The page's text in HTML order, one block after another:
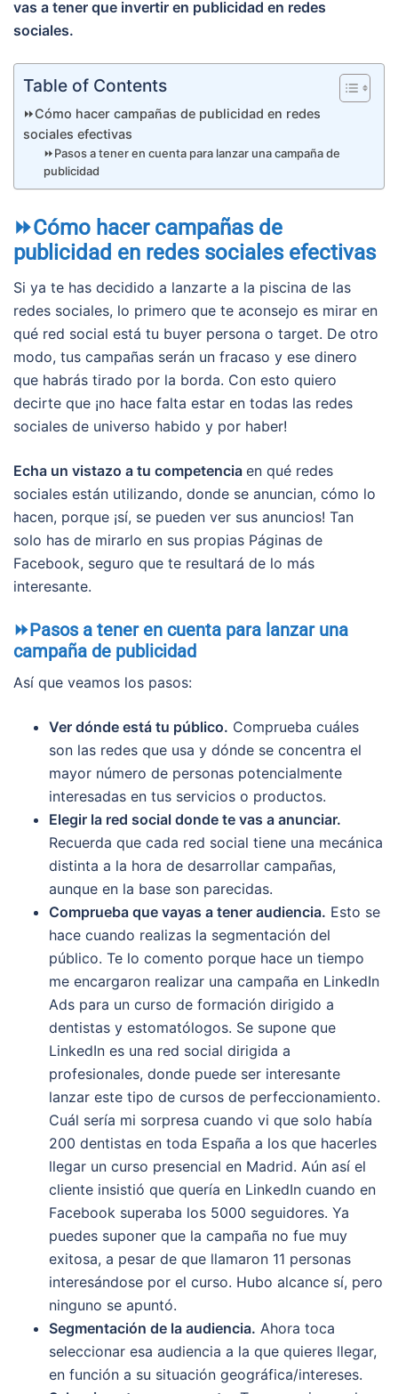
vas a tener que invertir en publicidad en redes
sociales.
Table of Contents
⏩Cómo hacer campañas de publicidad en redes
sociales efectivas
⏩Pasos a tener en cuenta para lanzar una campaña de
publicidad
⏩Cómo hacer campañas de
publicidad en redes sociales efectivas
Si ya te has decidido a lanzarte a la piscina de las
redes sociales, lo primero que te aconsejo es mirar en
qué red social está tu buyer persona o target. De otro
modo, tus campañas serán un fracaso y ese dinero
que habrás tirado por la borda. Con esto quiero
decirte que ¡no hace falta estar en todas las redes
sociales de universo habido y por haber!
Echa un vistazo a tu competencia en qué redes
sociales están utilizando, donde se anuncian, cómo lo
hacen, porque ¡sí, se pueden ver sus anuncios! Tan
solo has de mirarlo en sus propias Páginas de
Facebook, seguro que te resultará de lo más
interesante.
⏩Pasos a tener en cuenta para lanzar una
campaña de publicidad
Así que veamos los pasos:
Ver dónde está tu público. Comprueba cuáles
son las redes que usa y dónde se concentra el
mayor número de personas potencialmente
interesadas en tus servicios o productos.
Elegir la red social donde te vas a anunciar.
Recuerda que cada red social tiene una mecánica
distinta a la hora de desarrollar campañas,
aunque en la base son parecidas.
Comprueba que vayas a tener audiencia. Esto se
hace cuando realizas la segmentación del
público. Te lo comento porque hace un tiempo
me encargaron realizar una campaña en LinkedIn
Ads para un curso de formación dirigido a
dentistas y estomatólogos. Se supone que
LinkedIn es una red social dirigida a
profesionales, donde puede ser interesante
lanzar este tipo de cursos de perfeccionamiento.
Cuál sería mi sorpresa cuando vi que solo había
200 dentistas en toda España a los que hacerles
llegar un curso presencial en Madrid. Aún así el
cliente insistió que quería en LinkedIn cuando en
Facebook superaba los 5000 seguidores. Ya
puedes suponer que la campaña no fue muy
exitosa, a pesar de que llamaron 11 personas
interesándose por el curso. Hubo alcance sí, pero
ninguno se apuntó.
Segmentación de la audiencia. Ahora toca
seleccionar esa audiencia a la que quieres llegar,
en función a su situación geográfica/intereses.